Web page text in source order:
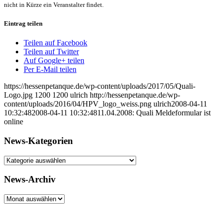
nicht in Kürze ein Veranstalter findet.
Eintrag teilen
Teilen auf Facebook
Teilen auf Twitter
Auf Google+ teilen
Per E-Mail teilen
https://hessenpetanque.de/wp-content/uploads/2017/05/Quali-
Logo.jpg 1200 1200 ulrich http://hessenpetanque.de/wp-
content/uploads/2016/04/HPV_logo_weiss.png ulrich2008-04-11
10:32:482008-04-11 10:32:4811.04.2008: Quali Meldeformular ist
online
News-Kategorien
News-
News-Archiv
News-